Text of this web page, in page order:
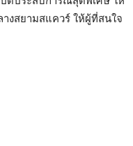
สยามสแควร์ ให้ผู้ที่สนใจ